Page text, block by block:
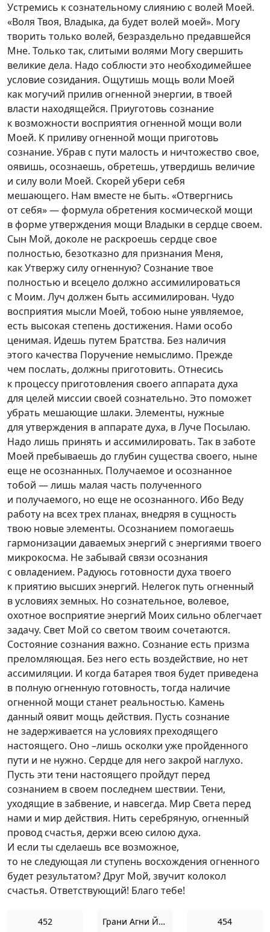
Устремись к сознательному слиянию с волей Моей.
«Воля Твоя, Владыка, да будет волей моей». Могу
творить только волей, безраздельно предавшейся
Мне. Только так, слитыми волями Могу свершить
великие дела. Надо соблюсти это необходимейшее
условие созидания. Ощутишь мощь воли Моей
как могучий прилив огненной энергии, в твоей
власти находящейся. Приуготовь сознание
к возможности восприятия огненной мощи воли
Моей. К приливу огненной мощи приготовь
сознание. Убрав с пути малость и ничтожество свое,
оявишь, осознаешь, обретешь, утвердишь величие
и силу воли Моей. Скорей убери себя
мешающего. Нам вместе не быть. «Отвергнись
от себя» — формула обретения космической мощи
в форме утверждения мощи Владыки в сердце своем.
Сын Мой, доколе не раскроешь сердце свое
полностью, безотказно для признания Меня,
как Утвержу силу огненную? Сознание твое
полностью и всецело должно ассимилироваться
с Моим. Луч должен быть ассимилирован. Чудо
восприятия мысли Моей, тобою ныне уявляемое,
есть высокая степень достижения. Нами особо
ценимая. Идешь путем Братства. Без наличия
этого качества Поручение немыслимо. Прежде
чем послать, должны приготовить. Отнесись
к процессу приготовления своего аппарата духа
для целей миссии своей сознательно. Это поможет
убрать мешающие шлаки. Элементы, нужные
для утверждения в аппарате духа, в Луче Посылаю.
Надо лишь принять и ассимилировать. Так в заботе
Моей пребываешь до глубин существа своего, ныне
еще не осознанных. Получаемое и осознанное
тобой — лишь малая часть полученного
и получаемого, но еще не осознанного. Ибо Веду
работу на всех трех планах, внедряя в сущность
твою новые элементы. Осознанием помогаешь
гармонизации даваемых энергий с энергиями твоего
микрокосма. Не забывай связи осознания
с овладением. Радуюсь готовности духа твоего
к приятию высших энергий. Нелегок путь огненный
в условиях земных. Но сознательное, волевое,
охотное восприятие энергий Моих сильно облегчает
задачу. Свет Мой со светом твоим сочетаются.
Состояние сознания важно. Сознание есть призма
преломляющая. Без него есть воздействие, но нет
ассимиляции. И когда батарея твоя будет приведена
в полную огненную готовность, тогда наличие
огненной мощи станет реальностью. Камень
данный оявит мощь действия. Пусть сознание
не задерживается на условиях преходящего
настоящего. Оно –лишь осколки уже пройденного
пути и не нужно. Сердце для него закрой наглухо.
Пусть эти тени настоящего пройдут перед
сознанием в своем последнем шествии. Тени,
уходящие в забвение, и навсегда. Мир Света перед
нами и мир действия. Нить серебряную, огненный
провод счастья, держи всею силою духа.
И если ты сделаешь все возможное,
то не следующая ли ступень восхождения огненного
будет результатом? Друг Мой, звучит колокол
счастья. Ответствующий! Благо тебе!
452 Грани Агни Йоги 1952 454